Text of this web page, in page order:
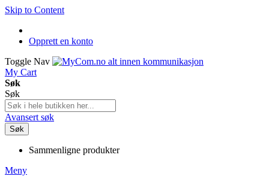
Skip to Content
Opprett en konto
Toggle Nav
My Cart
Søk
Søk
Avansert søk
Søk
Sammenligne produkter
Meny